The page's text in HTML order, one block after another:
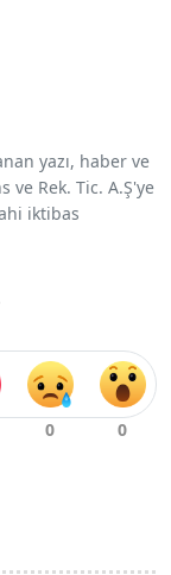
yazı, haber ve
Rek. Tic. A.Ş'ye
iktibas